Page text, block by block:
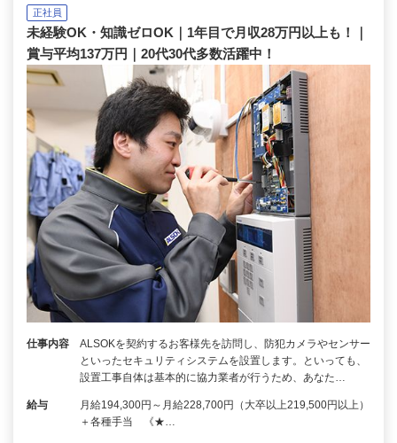
正社員
未経験OK・知識ゼロOK｜1年目で月収28万円以上も！｜
賞与平均137万円｜20代30代多数活躍中！
仕事内容
ALSOKを契約するお客様先を訪問し、防犯カメラやセンサー
といったセキュリティシステムを設置します。といっても、
設置工事自体は基本的に協力業者が行うため、あなた…
給与
月給194,300円～月給228,700円（大卒以上219,500円以上）
＋各種手当 《★…